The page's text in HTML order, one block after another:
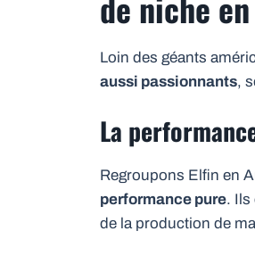
Loin des géants
aussi passionnants,
La
Regroupons Elfin en
performance pure. Ils
de la production de